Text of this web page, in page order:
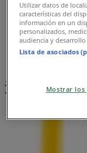
近くのお店
Utilizar datos de
características del
información en un
personalizados,
audiencia y desarrollo
Lista de asociados
Mostrar